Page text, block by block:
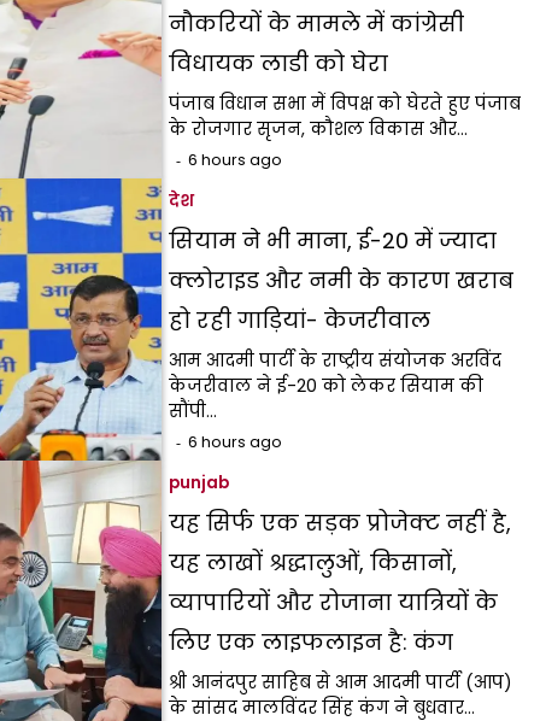
नौकरियों के मामले में कांग्रेसी
विधायक लाडी को घेरा
पंजाब विधान सभा में विपक्ष को घेरते हुए पंजाब
के रोजगार सृजन, कौशल विकास और…
6 hours ago
देश
सियाम ने भी माना, ई-20 में ज्यादा
क्लोराइड और नमी के कारण खराब
हो रही गाड़ियां- केजरीवाल
आम आदमी पार्टी के राष्ट्रीय संयोजक अरविंद
केजरीवाल ने ई-20 को लेकर सियाम की
सौंपी…
6 hours ago
punjab
यह सिर्फ एक सड़क प्रोजेक्ट नहीं है,
यह लाखों श्रद्धालुओं, किसानों,
व्यापारियों और रोजाना यात्रियों के
लिए एक लाइफलाइन है: कंग
श्री आनंदपुर साहिब से आम आदमी पार्टी (आप)
के सांसद मालविंदर सिंह कंग ने बुधवार…